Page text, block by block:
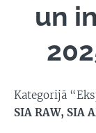
un
Kategorijā
SIA RAW, SIA